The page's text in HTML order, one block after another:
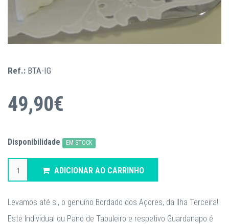
Ref.: BTA-IG
49,90€
Disponibilidade EM STOCK
ADICIONAR AO CARRINHO
Levamos até si, o genuíno Bordado dos Açores, da Ilha Terceira!
Este Individual ou Pano de Tabuleiro e respetivo Guardanapo é